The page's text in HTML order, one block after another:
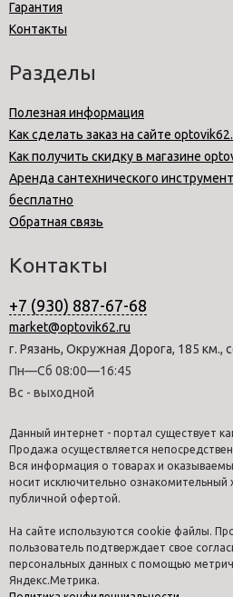
Гарантия
Контакты
Разделы
Полезная информация
Как сделать заказ на сайте
Как получить скидку в магазине
Аренда сантехнического
бесплатно
Обратная связь
Контакты
+7 (930) 887-67-68
market@optovik62.ru
г. Рязань, Окружная Дорога, 185 км.,
Пн—Сб 08:00—16:45
Вс - выходной
Данный интернет - портал существует
Продажа осуществляется
Вся информация о товарах и
носит исключительно ознакомительный
публичной офертой.
На сайте используются cookie файлы.
пользователь подтверждает свое
персональных данных с помощью
Яндекс.Метрика.